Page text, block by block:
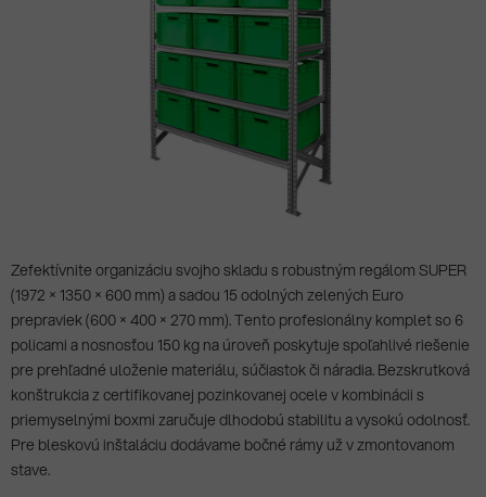
Zefektívnite organizáciu svojho skladu s robustným regálom SUPER
(1972 × 1350 × 600 mm) a sadou 15 odolných zelených Euro
prepraviek (600 × 400 × 270 mm). Tento profesionálny komplet so 6
policami a nosnosťou 150 kg na úroveň poskytuje spoľahlivé riešenie
pre prehľadné uloženie materiálu, súčiastok či náradia. Bezskrutková
konštrukcia z certifikovanej pozinkovanej ocele v kombinácii s
priemyselnými boxmi zaručuje dlhodobú stabilitu a vysokú odolnosť.
Pre bleskovú inštaláciu dodávame bočné rámy už v zmontovanom
stave.